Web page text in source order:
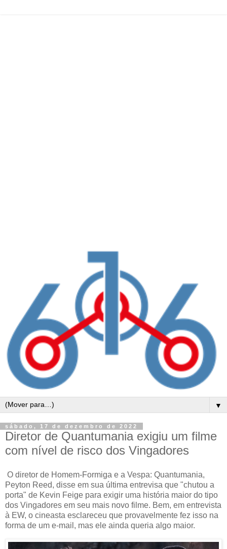
▼
sábado, 17 de dezembro de 2022
Diretor de Quantumania exigiu um filme
com nível de risco dos Vingadores
O diretor de Homem-Formiga e a Vespa: Quantumania,
Peyton Reed, disse em sua última entrevisa que "chutou a
porta" de Kevin Feige para exigir uma história maior do tipo
dos Vingadores em seu mais novo filme. Bem, em entrevista
à EW, o cineasta esclareceu que provavelmente fez isso na
forma de um e-mail, mas ele ainda queria algo maior.